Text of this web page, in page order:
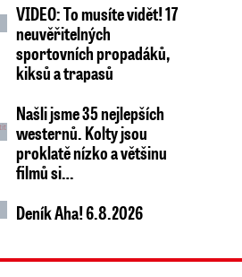
VIDEO: To musíte vidět! 17
neuvěřitelných
sportovních propadáků,
kiksů a trapasů
Našli jsme 35 nejlepších
westernů. Kolty jsou
proklatě nízko a většinu
filmů si…
Deník Aha! 6.8.2026